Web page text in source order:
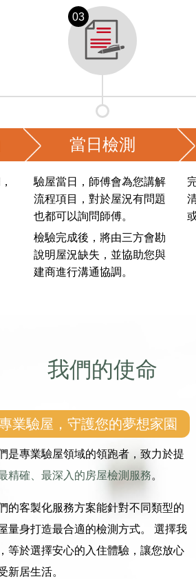
當日檢測
驗屋當日，師傅會為您講解
流程項目，對於屋況有問題
也都可以詢問師傅。
檢驗完成後，將由三方會勘
說明屋況缺失，並協助您與
建商進行溝通協調。
我們的使命
業驗屋，守護您的夢想家園
是專業驗屋領域的領跑者，致力於提
精確、最深入的房屋檢測服務。
的客製化服務方案能針對不同類型的
量身打造最合適的檢測方式。 選擇我
等於選擇安心的入住體驗，讓您放心
新居生活。